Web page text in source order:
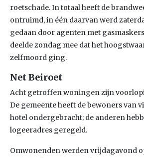
roetschade. In totaal heeft de
ontruimd, in één daarvan werd
gedaan door agenten met
deelde zondag mee dat het
zelfmoord ging.
Net Beiroet
Acht getroffen woningen zijn
De gemeente heeft de bewoners van
hotel ondergebracht; de anderen
logeeradres geregeld.
Omwonenden werden vrijdagavond